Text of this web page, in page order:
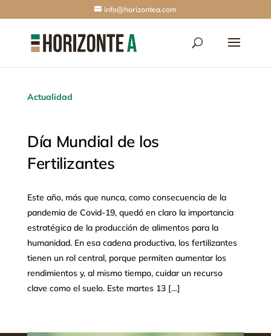
info@horizontea.com
Actualidad
Día Mundial de los
Fertilizantes
Este año, más que nunca, como consecuencia de la
pandemia de Covid-19, quedó en claro la importancia
estratégica de la producción de alimentos para la
humanidad. En esa cadena productiva, los fertilizantes
tienen un rol central, porque permiten aumentar los
rendimientos y, al mismo tiempo, cuidar un recurso
clave como el suelo. Este martes 13 […]